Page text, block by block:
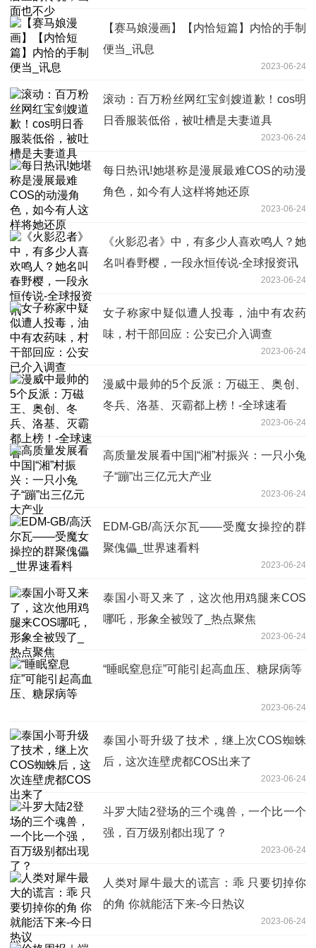
【赛马娘漫画】【内恰短篇】内恰的手制
便当_讯息
2023-06-24
滚动：百万粉丝网红宝剑嫂道歉！cos明
日香服装低俗，被吐槽是夫妻道具
2023-06-24
每日热讯!她堪称是漫展最难COS的动漫
角色，如今有人这样将她还原
2023-06-24
《火影忍者》中，有多少人喜欢鸣人？她
名叫春野樱，一段永恒传说-全球报资讯
2023-06-24
女子称家中疑似遭人投毒，油中有农药
味，村干部回应：公安已介入调查
2023-06-24
漫威中最帅的5个反派：万磁王、奥创、
冬兵、洛基、灭霸都上榜！-全球速看
2023-06-24
高质量发展看中国|“湘”村振兴：一只小兔
子“蹦”出三亿元大产业
2023-06-24
EDM-GB/高沃尔瓦——受魔女操控的群
聚傀儡_世界速看料
2023-06-24
泰国小哥又来了，这次他用鸡腿来COS
哪吒，形象全被毁了_热点聚焦
2023-06-24
“睡眠窒息症”可能引起高血压、糖尿病等
2023-06-24
泰国小哥升级了技术，继上次COS蜘蛛
后，这次连壁虎都COS出来了
2023-06-24
斗罗大陆2登场的三个魂兽，一个比一个
强，百万级别都出现了？
2023-06-24
人类对犀牛最大的谎言：乖 只要切掉你
的角 你就能活下来-今日热议
2023-06-24